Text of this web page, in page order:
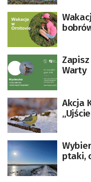
Warty
Akcja
ptaki,